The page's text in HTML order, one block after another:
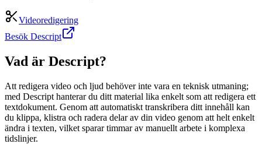
Videoredigering
Besök Descript
Vad är Descript?
Att redigera video och ljud behöver inte vara en teknisk utmaning;
med Descript hanterar du ditt material lika enkelt som att redigera ett
textdokument. Genom att automatiskt transkribera ditt innehåll kan
du klippa, klistra och radera delar av din video genom att helt enkelt
ändra i texten, vilket sparar timmar av manuellt arbete i komplexa
tidslinjer.